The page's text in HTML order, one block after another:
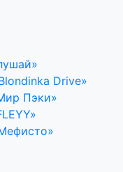
Drive»
Пэки»